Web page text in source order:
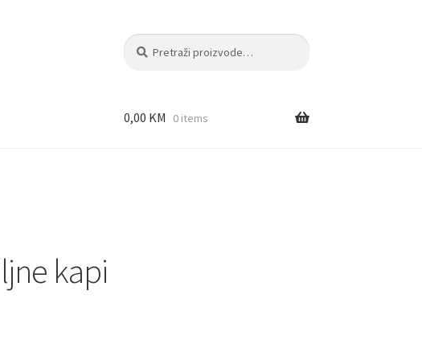
Pretraži:
Pretraži
0,00 KM 0 items
kapi